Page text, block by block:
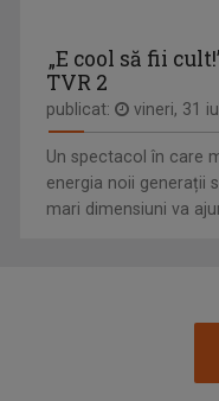
TONOMATUL DP2
În fiecare seară de luni
„E cool să fii
TVR 2
publicat: vineri, 31
Un spectacol în care
energia noii generații
mari dimensiuni va